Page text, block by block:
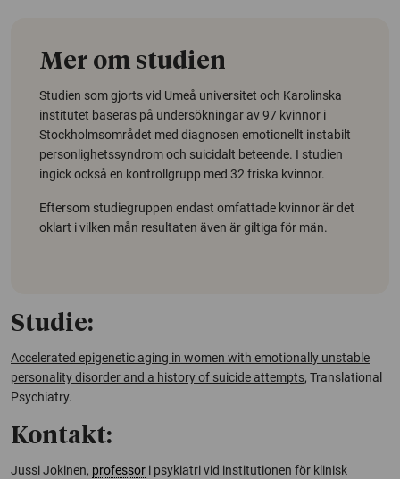
Mer om studien
Studien som gjorts vid Umeå universitet och Karolinska
institutet baseras på undersökningar av 97 kvinnor i
Stockholmsområdet med diagnosen emotionellt instabilt
personlighetssyndrom och suicidalt beteende. I studien
ingick också en kontrollgrupp med 32 friska kvinnor.
Eftersom studiegruppen endast omfattade kvinnor är det
oklart i vilken mån resultaten även är giltiga för män.
Studie:
Accelerated epigenetic aging in women with emotionally unstable
personality disorder and a history of suicide attempts, Translational
Psychiatry.
Kontakt:
Jussi Jokinen, professor i psykiatri vid institutionen för klinisk